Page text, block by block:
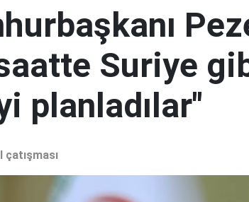
Suriye
planladılar"
çatışması